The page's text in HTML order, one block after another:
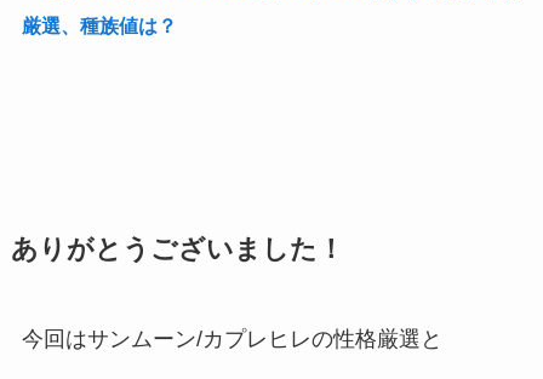
厳選、種族値は？
ありがとうございました！
今回はサンムーン/カプレヒレの性格厳選と